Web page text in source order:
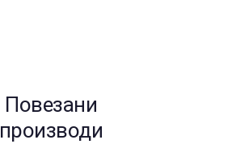
Повезани
производи